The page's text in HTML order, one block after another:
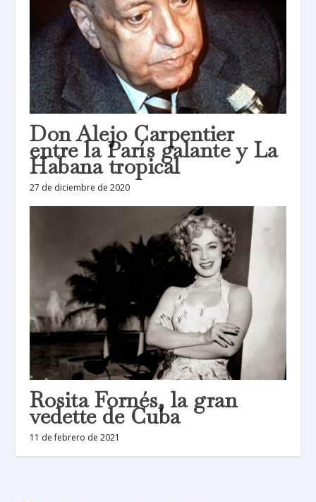
Don Alejo Carpentier
entre la París galante y La
Habana tropical
27 de diciembre de 2020
Rosita Fornés, la gran
vedette de Cuba
11 de febrero de 2021